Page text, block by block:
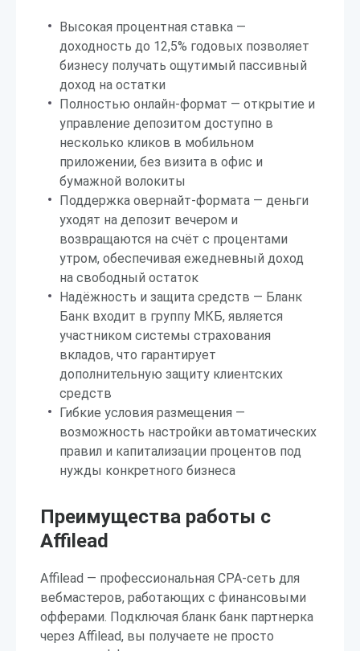
Высокая процентная ставка —
доходность до 12,5% годовых позволяет
бизнесу получать ощутимый пассивный
доход на остатки
Полностью онлайн-формат — открытие и
управление депозитом доступно в
несколько кликов в мобильном
приложении, без визита в офис и
бумажной волокиты
Поддержка овернайт-формата — деньги
уходят на депозит вечером и
возвращаются на счёт с процентами
утром, обеспечивая ежедневный доход
на свободный остаток
Надёжность и защита средств — Бланк
Банк входит в группу МКБ, является
участником системы страхования
вкладов, что гарантирует
дополнительную защиту клиентских
средств
Гибкие условия размещения —
возможность настройки автоматических
правил и капитализации процентов под
нужды конкретного бизнеса
Преимущества работы с
Affilead
Affilead — профессиональная CPA-сеть для
вебмастеров, работающих с финансовыми
офферами. Подключая бланк банк партнерка
через Affilead, вы получаете не просто